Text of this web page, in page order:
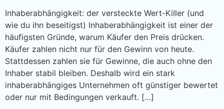
Inhaberabhängigkeit: der versteckte Wert-Killer (und
wie du ihn beseitigst) Inhaberabhängigkeit ist einer der
häufigsten Gründe, warum Käufer den Preis drücken.
Käufer zahlen nicht nur für den Gewinn von heute.
Stattdessen zahlen sie für Gewinne, die auch ohne den
Inhaber stabil bleiben. Deshalb wird ein stark
inhaberabhängiges Unternehmen oft günstiger bewertet
oder nur mit Bedingungen verkauft. […]